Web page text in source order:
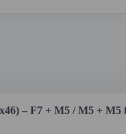
– F7 + M5 / M5 +